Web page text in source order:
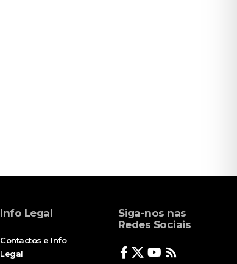
Info Legal
Contactos e Info
Legal
Siga-nos nas
Redes Sociais